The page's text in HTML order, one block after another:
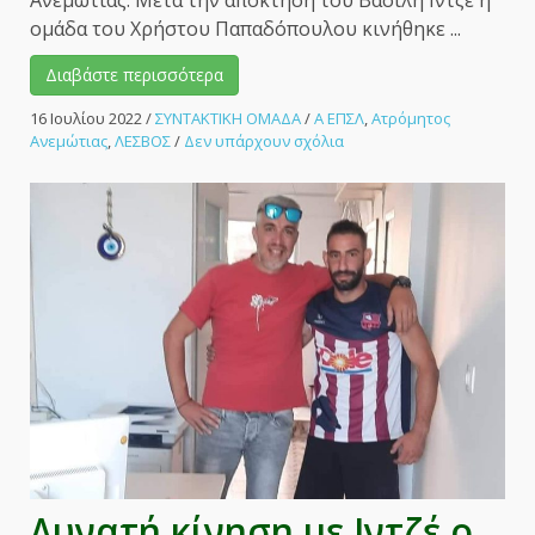
ομάδα του Χρήστου Παπαδόπουλου κινήθηκε ...
Διαβάστε περισσότερα
16 Ιουλίου 2022/ΣΥΝΤΑΚΤΙΚΗ ΟΜΑΔΑ/Α ΕΠΣΛ,Ατρόμητος
Ανεμώτιας,ΛΕΣΒΟΣ/ Δεν υπάρχουν σχόλιαστο
τρείς
προσθήκες
στον
Ατρόμητο
Ανεμώτιας.
–
ΑΘΛΗΤΙΚΟ
ΜΕΤΩΠΟ